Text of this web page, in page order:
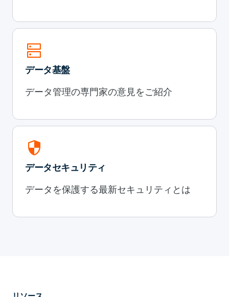
dns
データ基盤
データ管理の専門家の意見をご紹介
security
データセキュリティ
データを保護する最新セキュリティとは